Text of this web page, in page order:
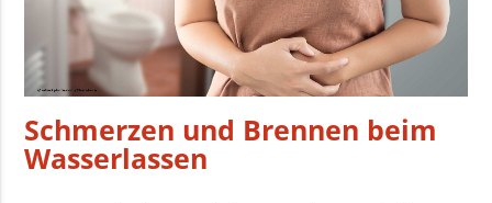
Schmerzen und Brennen beim
Wasserlassen